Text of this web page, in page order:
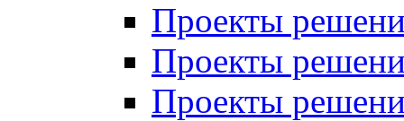
Проекты
Проекты
Проекты